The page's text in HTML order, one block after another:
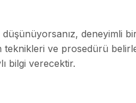
deneyimli
ve prosedürü
bilgi verecektir.